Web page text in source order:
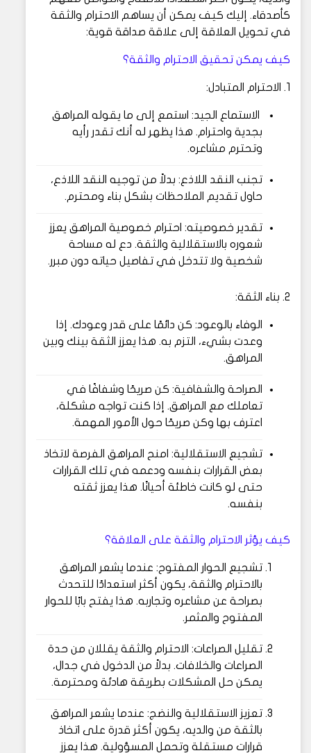
كأصدقاء. إليك كيف يمكن أن يساهم الاحترام والثقة
في تحويل العلاقة إلى علاقة صداقة قوية:
كيف يمكن تحقيق الاحترام والثقة؟
1. الاحترام المتبادل:
الاستماع الجيد: استمع إلى ما يقوله المراهق
بجدية واحترام. هذا يظهر له أنك تقدر رأيه
وتحترم مشاعره.
تجنب النقد اللاذع: بدلاً من توجيه النقد اللاذع،
حاول تقديم الملاحظات بشكل بناء ومحترم.
تقدير خصوصيته: احترام خصوصية المراهق يعزز
شعوره بالاستقلالية والثقة. دع له مساحة
شخصية ولا تتدخل في تفاصيل حياته دون مبرر.
2. بناء الثقة:
الوفاء بالوعود: كن دائمًا على قدر وعودك. إذا
وعدت بشيء، التزم به. هذا يعزز الثقة بينك وبين
المراهق.
الصراحة والشفافية: كن صريحًا وشفافًا في
تعاملك مع المراهق. إذا كنت تواجه مشكلة،
اعترف بها وكن صريحًا حول الأمور المهمة.
تشجيع الاستقلالية: امنح المراهق الفرصة لاتخاذ
بعض القرارات بنفسه ودعمه في تلك القرارات
حتى لو كانت خاطئة أحيانًا. هذا يعزز ثقته
بنفسه.
كيف يؤثر الاحترام والثقة على العلاقة؟
تشجيع الحوار المفتوح: عندما يشعر المراهق
بالاحترام والثقة، يكون أكثر استعدادًا للتحدث
بصراحة عن مشاعره وتجاربه. هذا يفتح بابًا للحوار
المفتوح والمثمر.
تقليل الصراعات: الاحترام والثقة يقللان من حدة
الصراعات والخلافات. بدلاً من الدخول في جدال،
يمكن حل المشكلات بطريقة هادئة ومحترمة.
تعزيز الاستقلالية والنضج: عندما يشعر المراهق
بالثقة من والديه، يكون أكثر قدرة على اتخاذ
قرارات مستقلة وتحمل المسؤولية. هذا يعزز